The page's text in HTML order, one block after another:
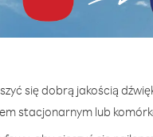
się dobrą jakością
stacjonarnym lub